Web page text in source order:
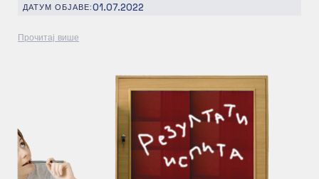
ДАТУМ ОБЈАВЕ:01.07.2022
Прочитај више